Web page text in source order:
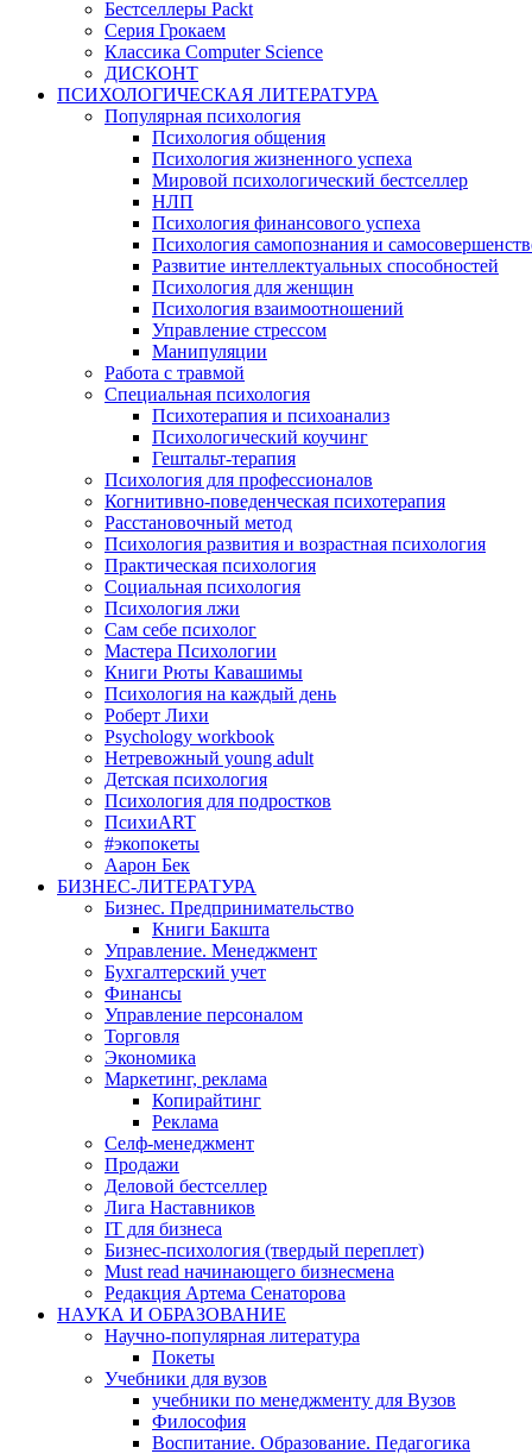
Бестселлеры Packt
Серия Грокаем
Классика Computer Science
ДИСКОНТ
ПСИХОЛОГИЧЕСКАЯ ЛИТЕРАТУРА
Популярная психология
Психология общения
Психология жизненного успеха
Мировой психологический бестселлер
НЛП
Психология финансового успеха
Психология самопознания и
Развитие интеллектуальных способностей
Психология для женщин
Психология взаимоотношений
Управление стрессом
Манипуляции
Работа с травмой
Специальная психология
Психотерапия и психоанализ
Психологический коучинг
Гештальт-терапия
Психология для профессионалов
Когнитивно-поведенческая психотерапия
Расстановочный метод
Психология развития и возрастная психология
Практическая психология
Социальная психология
Психология лжи
Сам себе психолог
Мастера Психологии
Книги Рюты Кавашимы
Психология на каждый день
Роберт Лихи
Psychology workbook
Нетревожный young adult
Детская психология
Психология для подростков
ПсихиART
#экопокеты
Аарон Бек
БИЗНЕС-ЛИТЕРАТУРА
Бизнес. Предпринимательство
Книги Бакшта
Управление. Менеджмент
Бухгалтерский учет
Финансы
Управление персоналом
Торговля
Экономика
Маркетинг, реклама
Копирайтинг
Реклама
Селф-менеджмент
Продажи
Деловой бестселлер
Лига Наставников
IT для бизнеса
Бизнес-психология (твердый переплет)
Must read начинающего бизнесмена
Редакция Артема Сенаторова
НАУКА И ОБРАЗОВАНИЕ
Научно-популярная литература
Покеты
Учебники для вузов
учебники по менеджменту для Вузов
Философия
Воспитание. Образование. Педагогика